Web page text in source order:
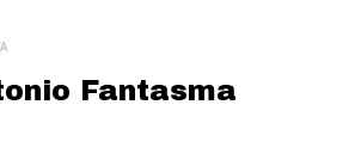
Fantasma